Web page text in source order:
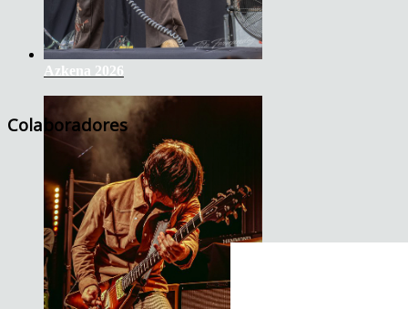
Azkena 2026
Colaboradores